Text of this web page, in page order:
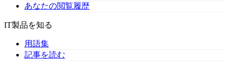
あなたの閲覧履歴
IT製品を知る
用語集
記事を読む